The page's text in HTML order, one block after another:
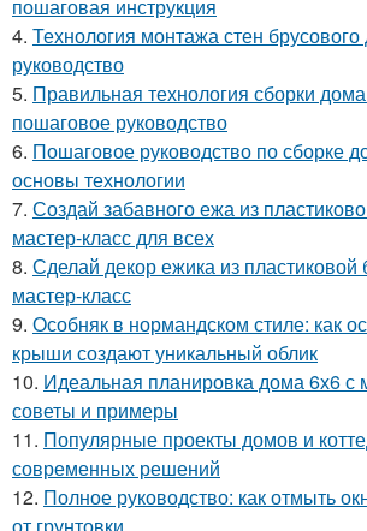
пошаговая инструкция
4. Технология монтажа стен
руководство
5. Правильная технология сборки
пошаговое руководство
6. Пошаговое руководство по сборке
основы технологии
7. Создай забавного ежа из
мастер-класс для всех
8. Сделай декор ежика из пластиковой
мастер-класс
9. Особняк в нормандском стиле: как
крыши создают уникальный облик
10. Идеальная планировка дома 6х6 с
советы и примеры
11. Популярные проекты домов и
современных решений
12. Полное руководство: как отмыть